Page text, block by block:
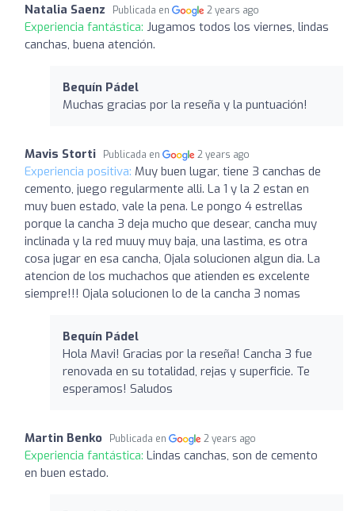
Natalia Saenz Publicada en 2 years ago
Experiencia fantástica: Jugamos todos los viernes, lindas
canchas, buena atención.
Bequín Pádel
Muchas gracias por la reseña y la puntuación!
Mavis Storti Publicada en 2 years ago
Experiencia positiva: Muy buen lugar, tiene 3 canchas de
cemento, juego regularmente alli. La 1 y la 2 estan en
muy buen estado, vale la pena. Le pongo 4 estrellas
porque la cancha 3 deja mucho que desear, cancha muy
inclinada y la red muuy muy baja, una lastima, es otra
cosa jugar en esa cancha, Ojala solucionen algun dia. La
atencion de los muchachos que atienden es excelente
siempre!!! Ojala solucionen lo de la cancha 3 nomas
Bequín Pádel
Hola Mavi! Gracias por la reseña! Cancha 3 fue
renovada en su totalidad, rejas y superficie. Te
esperamos! Saludos
Martin Benko Publicada en 2 years ago
Experiencia fantástica: Lindas canchas, son de cemento
en buen estado.